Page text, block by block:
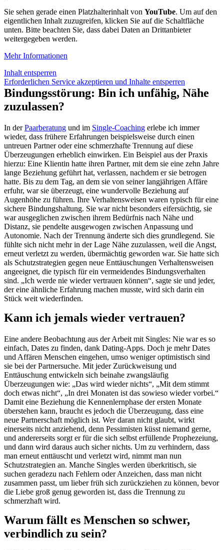
Sie sehen gerade einen Platzhalterinhalt von YouTube. Um auf den
eigentlichen Inhalt zuzugreifen, klicken Sie auf die Schaltfläche
unten. Bitte beachten Sie, dass dabei Daten an Drittanbieter
weitergegeben werden.
Mehr Informationen
Inhalt entsperren
Erforderlichen Service akzeptieren und Inhalte entsperren
Bindungsstörung: Bin ich unfähig, Nähe
zuzulassen?
In derPaarberatung und im Single-Coaching erlebe ich immer
wieder, dass frühere Erfahrungen beispielsweise durch einen
untreuen Partner oder eine schmerzhafte Trennung auf diese
Überzeugungen erheblich einwirken. Ein Beispiel aus der Praxis
hierzu: Eine Klientin hatte ihren Partner, mit dem sie eine zehn Jahre
lange Beziehung geführt hat, verlassen, nachdem er sie betrogen
hatte. Bis zu dem Tag, an dem sie von seiner langjährigen Affäre
erfuhr, war sie überzeugt, eine wundervolle Beziehung auf
Augenhöhe zu führen. Ihre Verhaltensweisen waren typisch für eine
sichere Bindungshaltung. Sie war nicht besonders eifersüchtig, sie
war ausgeglichen zwischen ihrem Bedürfnis nach Nähe und
Distanz, sie pendelte ausgewogen zwischen Anpassung und
Autonomie. Nach der Trennung änderte sich dies grundlegend. Sie
fühlte sich nicht mehr in der Lage Nähe zuzulassen, weil die Angst,
erneut verletzt zu werden, übermächtig geworden war. Sie hatte sich
als Schutzstrategien gegen neue Enttäuschungen Verhaltensweisen
angeeignet, die typisch für ein vermeidendes Bindungsverhalten
sind. „Ich werde nie wieder vertrauen können“, sagte sie und jeder,
der eine ähnliche Erfahrung machen musste, wird sich darin ein
Stück weit wiederfinden.
Kann ich jemals wieder vertrauen?
Eine andere Beobachtung aus der Arbeit mit Singles: Nie war es so
einfach, Dates zu finden, dank Dating-Apps. Doch je mehr Dates
und Affären Menschen eingehen, umso weniger optimistisch sind
sie bei der Partnersuche. Mit jeder Zurückweisung und
Enttäuschung entwickeln sich beinahe zwangsläufig
Überzeugungen wie: „Das wird wieder nichts“, „Mit dem stimmt
doch etwas nicht“, „In drei Monaten ist das sowieso wieder vorbei.“
Damit eine Beziehung die Kennenlernphase der ersten Monate
überstehen kann, braucht es jedoch die Überzeugung, dass eine
neue Partnerschaft möglich ist. Wer daran nicht glaubt, wirkt
einerseits nicht anziehend, denn Pessimisten küsst niemand gerne,
und andererseits sorgt er für die sich selbst erfüllende Prophezeiung,
und dann wird daraus auch sicher nichts. Um zu verhindern, dass
man erneut enttäuscht und verletzt wird, nimmt man nun
Schutzstrategien an. Manche Singles werden überkritisch, sie
suchen geradezu nach Fehlern oder Anzeichen, dass man nicht
zusammen passt, um lieber früh sich zurückziehen zu können, bevor
die Liebe groß genug geworden ist, dass die Trennung zu
schmerzhaft wird.
Warum fällt es Menschen so schwer,
verbindlich zu sein?